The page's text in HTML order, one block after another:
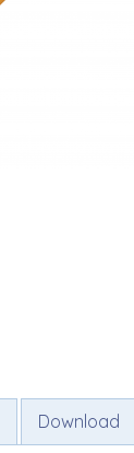
Download